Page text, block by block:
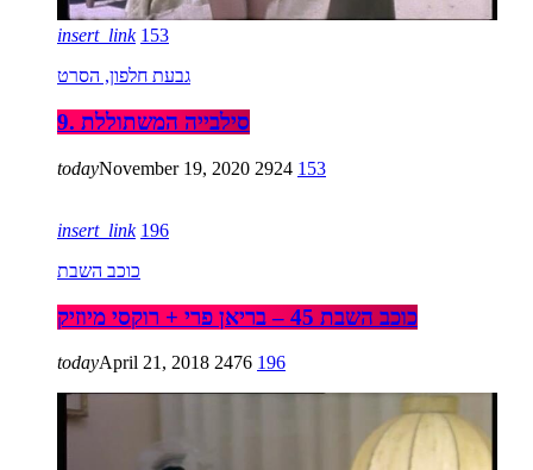
insert_link 153
גבעת חלפון, הסרט
9. סילבייה המשתוללת
todayNovember 19, 2020 2924 153
insert_link 196
כוכב השבת
כוכב השבת 45 – בריאן פרי + רוקסי מיוזיק
todayApril 21, 2018 2476 196